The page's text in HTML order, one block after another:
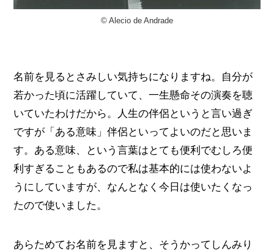
© Alecio de Andrade
名前を見るとさみしい気持ちになりますね。自分が
若かった頃に活躍していて、一生懸命その演奏を聴
いていたわけだから。人生の伴侶というと言い過ぎ
ですが「ある意味」伴侶といってよいのだと思いま
す。ある意味、という言葉はとても便利でむしろ便
利すぎることもあるので私は基本的には使わないよ
うにしていますが、なんとなく今日は使いたくなっ
たので使いました。
あらためてお名前を見ますと、そうかってしんみり